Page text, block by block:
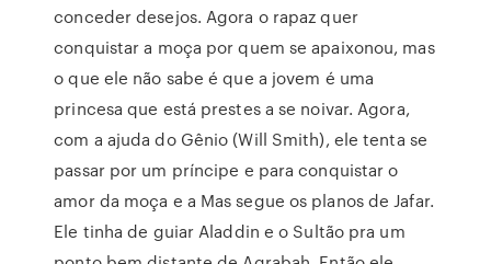
conceder desejos. Agora o rapaz quer
conquistar a moça por quem se apaixonou, mas
o que ele não sabe é que a jovem é uma
princesa que está prestes a se noivar. Agora,
com a ajuda do Gênio (Will Smith), ele tenta se
passar por um príncipe e para conquistar o
amor da moça e a Mas segue os planos de Jafar.
Ele tinha de guiar Aladdin e o Sultão pra um